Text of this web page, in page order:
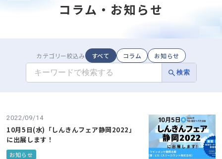
コラム・お知らせ
カテゴリー絞込み すべて コラム お知らせ
2022/09/14
10月5日(水)「しんきんフェア静岡2022」
に出展します！
お知らせ